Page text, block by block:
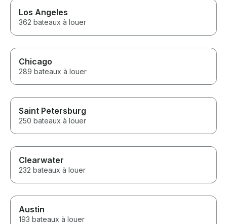
Los Angeles
362 bateaux à louer
Chicago
289 bateaux à louer
Saint Petersburg
250 bateaux à louer
Clearwater
232 bateaux à louer
Austin
193 bateaux à louer